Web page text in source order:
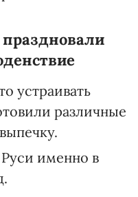
устраивать
различные
именно в